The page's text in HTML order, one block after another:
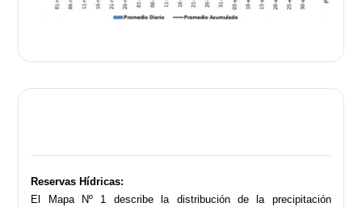
Reservas Hídricas:
El Mapa Nº 1 describe la distribución de la precipitación